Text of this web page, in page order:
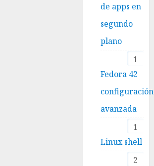
de apps en
segundo
plano
1
Fedora 42
configuración
avanzada
1
Linux shell
2